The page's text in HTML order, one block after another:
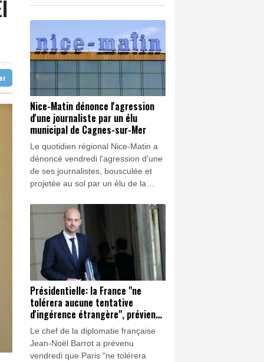
du créateur de ChatGPT
visant Bally Bagayoko
0.46% 4322.09 €
Nice-Matin dénonce l'agression
d'une journaliste par un élu
municipal de Cagnes-sur-Mer
Le quotidien régional Nice-Matin a
dénoncé vendredi l'agression d'une
de ses journalistes, bousculée et
projetée au sol par un élu de la
Mer (RN), dans les Alpes-Maritimes,
alors qu'elle couvrait un incendie,
selon le directeur adjoint de la
rédaction.
Présidentielle: la France "ne
tolérera aucune tentative
d'ingérence étrangère", prévient
le chef de la diplomatie
Le chef de la diplomatie française
Jean-Noël Barrot a prévenu
vendredi que Paris "ne tolérera